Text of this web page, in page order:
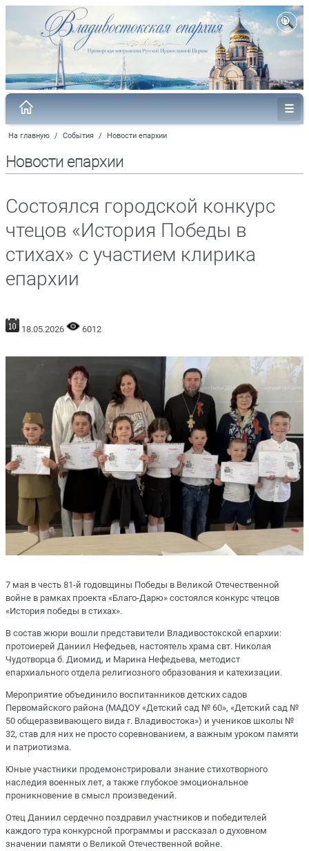
На главную / События / Новости епархии
Новости епархии
Состоялся городской конкурс
чтецов «История Победы в
стихах» с участием клирика
епархии
18.05.2026 6012
7 мая в честь 81-й годовщины Победы в Великой Отечественной
войне в рамках проекта «Благо-Дарю» состоялся конкурс чтецов
«История победы в стихах».
В состав жюри вошли представители Владивостокской епархии:
протоиерей Даниил Нефедьев, настоятель храма свт. Николая
Чудотворца б. Диомид, и Марина Нефедьева, методист
епархиального отдела религиозного образования и катехизации.
Мероприятие объединило воспитанников детских садов
Первомайского района (МАДОУ «Детский сад № 60», «Детский сад №
50 общеразвивающего вида г. Владивостока») и учеников школы №
32, став для них не просто соревнованием, а важным уроком памяти
и патриотизма.
Юные участники продемонстрировали знание стихотворного
наследия военных лет, а также глубокое эмоциональное
проникновение в смысл произведений.
Отец Даниил сердечно поздравил участников и победителей
каждого тура конкурсной программы и рассказал о духовном
значении памяти о Великой Отечественной войне.